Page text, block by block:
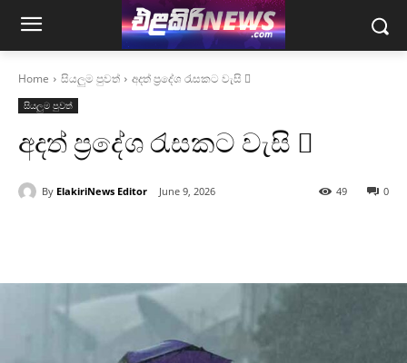
Home සියලුම පුවත් අදත් ප්‍රදේශ රැසකට වැසි ️
සියලුම පුවත්
අදත් ප්‍රදේශ රැසකට වැසි ️
By ElakiriNews Editor June 9, 2026 0
49